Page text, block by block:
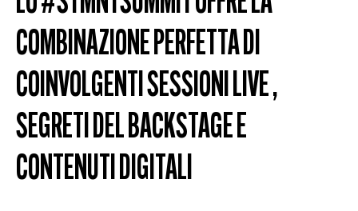
COMBINAZIONE PERFETTA DI
COINVOLGENTI SESSIONI LIVE ,
SEGRETI DEL BACKSTAGE E
CONTENUTI DIGITALI